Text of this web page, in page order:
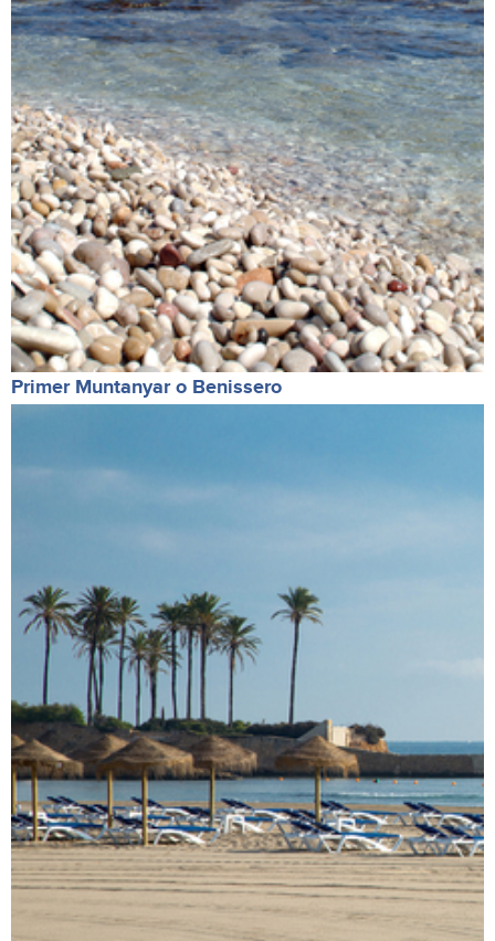
Primer Muntanyar o Benissero